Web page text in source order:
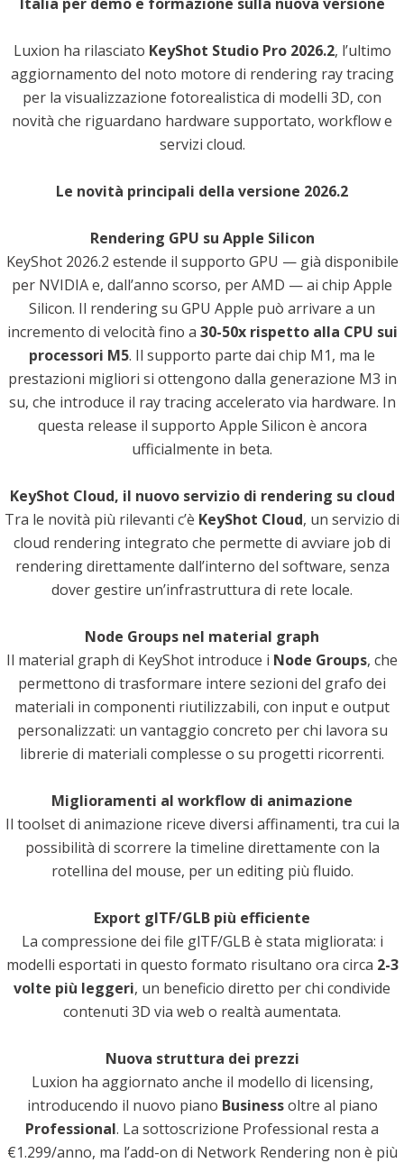
Luxion ha rilasciato KeyShot Studio Pro 2026.2, l’ultimo
aggiornamento del noto motore di rendering ray tracing
per la visualizzazione fotorealistica di modelli 3D, con
novità che riguardano hardware supportato, workflow e
servizi cloud.
Le novità principali della versione 2026.2
Rendering GPU su Apple Silicon
KeyShot 2026.2 estende il supporto GPU — già disponibile
per NVIDIA e, dall’anno scorso, per AMD — ai chip Apple
Silicon. Il rendering su GPU Apple può arrivare a un
incremento di velocità fino a 30-50x rispetto alla CPU sui
processori M5. Il supporto parte dai chip M1, ma le
prestazioni migliori si ottengono dalla generazione M3 in
su, che introduce il ray tracing accelerato via hardware. In
questa release il supporto Apple Silicon è ancora
ufficialmente in beta.
KeyShot Cloud, il nuovo servizio di rendering su cloud
Tra le novità più rilevanti c’è KeyShot Cloud, un servizio di
cloud rendering integrato che permette di avviare job di
rendering direttamente dall’interno del software, senza
dover gestire un’infrastruttura di rete locale.
Node Groups nel material graph
Il material graph di KeyShot introduce i Node Groups, che
permettono di trasformare intere sezioni del grafo dei
materiali in componenti riutilizzabili, con input e output
personalizzati: un vantaggio concreto per chi lavora su
librerie di materiali complesse o su progetti ricorrenti.
Miglioramenti al workflow di animazione
Il toolset di animazione riceve diversi affinamenti, tra cui la
possibilità di scorrere la timeline direttamente con la
rotellina del mouse, per un editing più fluido.
Export glTF/GLB più efficiente
La compressione dei file glTF/GLB è stata migliorata: i
modelli esportati in questo formato risultano ora circa 2-3
volte più leggeri, un beneficio diretto per chi condivide
contenuti 3D via web o realtà aumentata.
Nuova struttura dei prezzi
Luxion ha aggiornato anche il modello di licensing,
introducendo il nuovo piano Businessoltre al piano
Professional. La sottoscrizione Professional resta a
€1.299/anno, ma l’add-on di Network Rendering non è più